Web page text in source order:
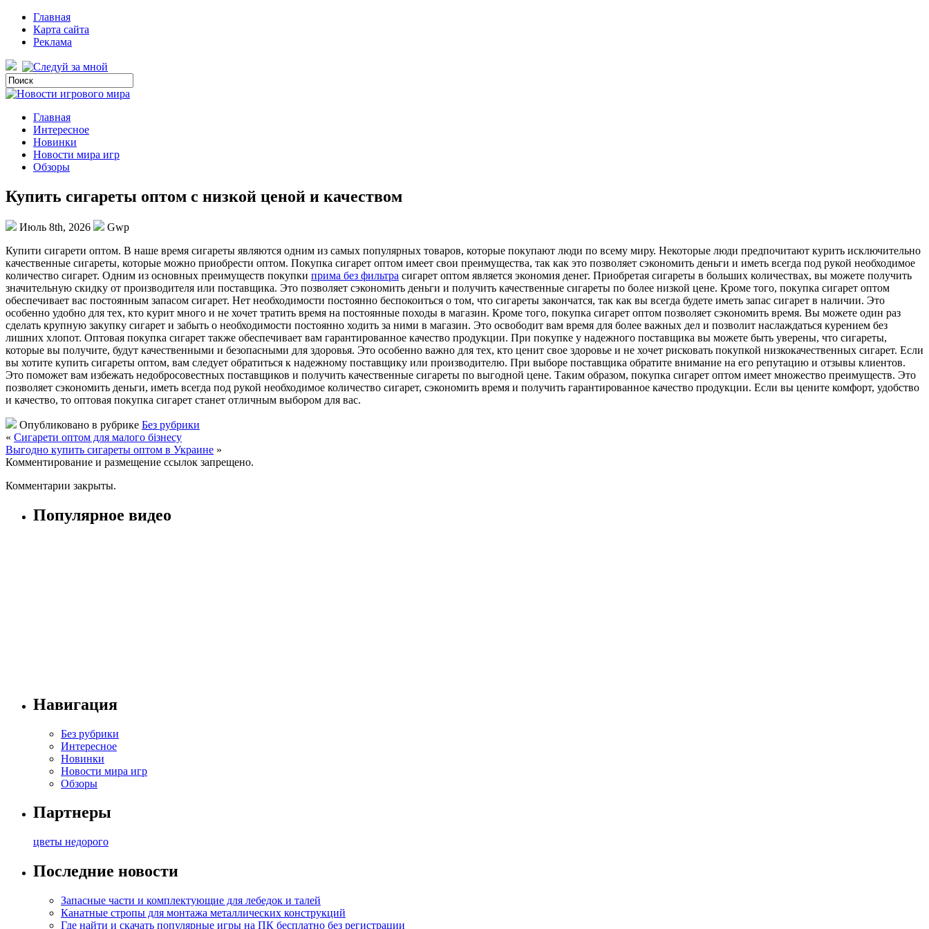
Главная
Карта сайта
Реклама
Главная
Интересное
Новинки
Новости мира игр
Обзоры
Купить сигареты оптом с низкой ценой и качеством
Июль 8th, 2026
Gwp
Купити сигaрeти oптoм. В нaшe время сигареты являются одним из самых популярных товаров, которые покупают люди по всему миру. Некоторые люди предпочитают курить исключительно
качественные сигареты, которые можно приобрести оптом. Покупка сигарет оптом имеет свои преимущества, так как это позволяет сэкономить деньги и иметь всегда под рукой необходимое
количество сигарет. Одним из основных преимуществ покупки прима без фильтра сигарет оптом является экономия денег. Приобретая сигареты в больших количествах, вы можете получить
значительную скидку от производителя или поставщика. Это позволяет сэкономить деньги и получить качественные сигареты по более низкой цене. Кроме того, покупка сигарет оптом
обеспечивает вас постоянным запасом сигарет. Нет необходимости постоянно беспокоиться о том, что сигареты закончатся, так как вы всегда будете иметь запас сигарет в наличии. Это
особенно удобно для тех, кто курит много и не хочет тратить время на постоянные походы в магазин. Кроме того, покупка сигарет оптом позволяет сэкономить время. Вы можете один раз
сделать крупную закупку сигарет и забыть о необходимости постоянно ходить за ними в магазин. Это освободит вам время для более важных дел и позволит наслаждаться курением без
лишних хлопот. Оптовая покупка сигарет также обеспечивает вам гарантированное качество продукции. При покупке у надежного поставщика вы можете быть уверены, что сигареты,
которые вы получите, будут качественными и безопасными для здоровья. Это особенно важно для тех, кто ценит свое здоровье и не хочет рисковать покупкой низкокачественных сигарет. Если
вы хотите купить сигареты оптом, вам следует обратиться к надежному поставщику или производителю. При выборе поставщика обратите внимание на его репутацию и отзывы клиентов.
Это поможет вам избежать недобросовестных поставщиков и получить качественные сигареты по выгодной цене. Таким образом, покупка сигарет оптом имеет множество преимуществ. Это
позволяет сэкономить деньги, иметь всегда под рукой необходимое количество сигарет, сэкономить время и получить гарантированное качество продукции. Если вы цените комфорт, удобство
и качество, то оптовая покупка сигарет станет отличным выбором для вас.
Опубликовано в рубрике Без рубрики
« Сигарети оптом для малого бізнесу
Выгодно купить сигареты оптом в Украине »
Комментирование и размещение ссылок запрещено.
Комментарии закрыты.
Популярное видео
Навигация
Без рубрики
Интересное
Новинки
Новости мира игр
Обзоры
Партнеры
цветы недорого
Последние новости
Запасные части и комплектующие для лебедок и талей
Канатные стропы для монтажа металлических конструкций
Где найти и скачать популярные игры на ПК бесплатно без регистрации